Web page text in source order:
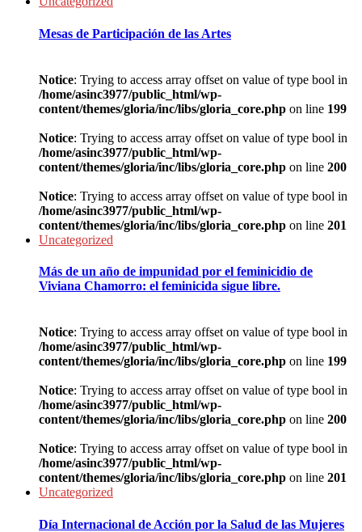
Mesas de Participación de las Artes
Notice: Trying to access array offset on value of type bool in
/home/asinc3977/public_html/wp-
content/themes/gloria/inc/libs/gloria_core.php on line 199
Notice: Trying to access array offset on value of type bool in
/home/asinc3977/public_html/wp-
content/themes/gloria/inc/libs/gloria_core.php on line 200
Notice: Trying to access array offset on value of type bool in
/home/asinc3977/public_html/wp-
content/themes/gloria/inc/libs/gloria_core.php on line 201
Uncategorized
Más de un año de impunidad por el feminicidio de
Viviana Chamorro: el feminicida sigue libre.
Notice: Trying to access array offset on value of type bool in
/home/asinc3977/public_html/wp-
content/themes/gloria/inc/libs/gloria_core.php on line 199
Notice: Trying to access array offset on value of type bool in
/home/asinc3977/public_html/wp-
content/themes/gloria/inc/libs/gloria_core.php on line 200
Notice: Trying to access array offset on value of type bool in
/home/asinc3977/public_html/wp-
content/themes/gloria/inc/libs/gloria_core.php on line 201
Uncategorized
Día Internacional de Acción por la Salud de las Mujeres